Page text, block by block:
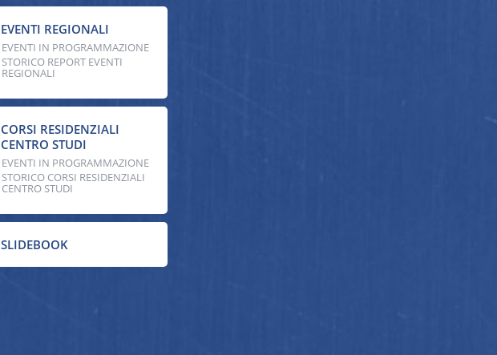
EVENTI REGIONALI
EVENTI IN PROGRAMMAZIONE
STORICO REPORT EVENTI
REGIONALI
CORSI RESIDENZIALI
CENTRO STUDI
EVENTI IN PROGRAMMAZIONE
STORICO CORSI RESIDENZIALI
CENTRO STUDI
SLIDEBOOK